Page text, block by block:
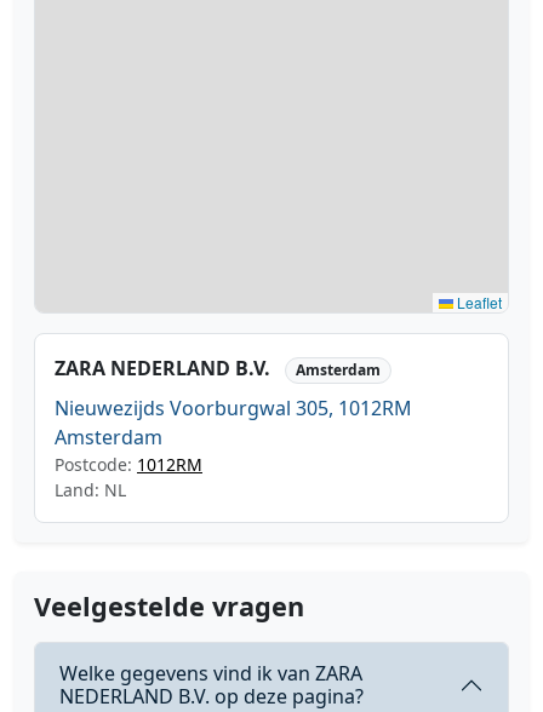
Leaflet
ZARA NEDERLAND B.V. Amsterdam
Nieuwezijds Voorburgwal 305, 1012RM
Amsterdam
Postcode: 1012RM
Land: NL
Veelgestelde vragen
Welke gegevens vind ik van ZARA
NEDERLAND B.V. op deze pagina?